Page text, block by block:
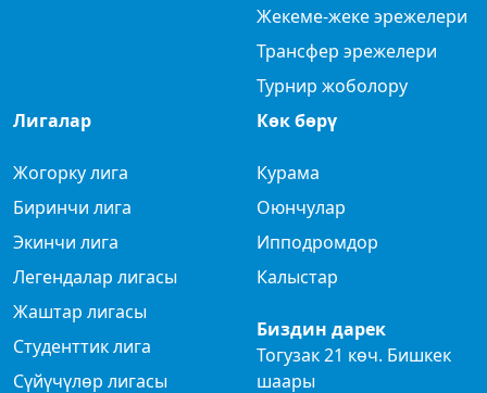
Жекеме-жеке эрежелери
Трансфер эрежелери
Турнир жоболору
Лигалар
Жогорку лига
Биринчи лига
Экинчи лига
Легендалар лигасы
Жаштар лигасы
Студенттик лига
Сүйүчүлөр лигасы
Көк бөрү
Курама
Оюнчулар
Ипподромдор
Калыстар
Биздин дарек
Тогузак 21 көч. Бишкек
шаары